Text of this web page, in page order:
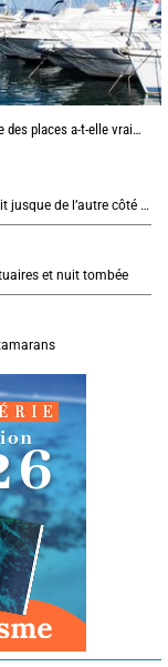
t-elle vraiment commencé ?
Çeşme en août : la station balnéaire turque qui séduit jusque de l’autre côté de la mer Égée
et nuit tombée